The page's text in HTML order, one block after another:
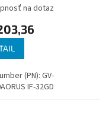
32GB/GDDR7
na dotaz
(PN): GV-
IF-32GD